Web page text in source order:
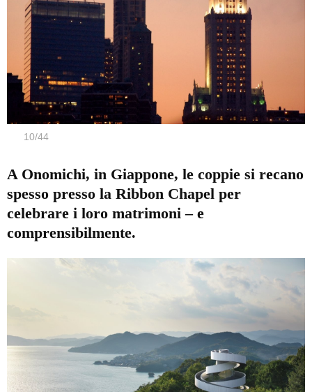
10/44
A Onomichi, in Giappone, le coppie si recano
spesso presso la Ribbon Chapel per
celebrare i loro matrimoni – e
comprensibilmente.